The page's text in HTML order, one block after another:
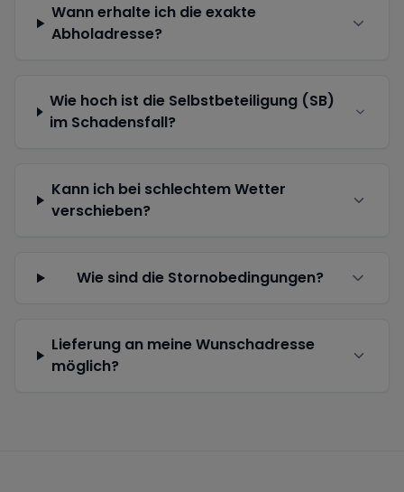
Wann erhalte ich die exakte
Abholadresse?
Wie hoch ist die Selbstbeteiligung (SB)
im Schadensfall?
Kann ich bei schlechtem Wetter
verschieben?
Wie sind die Stornobedingungen?
Lieferung an meine Wunschadresse
möglich?